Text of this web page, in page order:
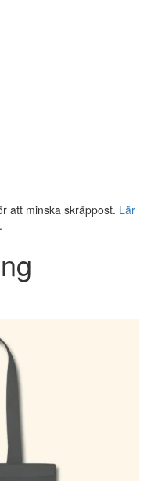
att minska skräppost. Lär
.